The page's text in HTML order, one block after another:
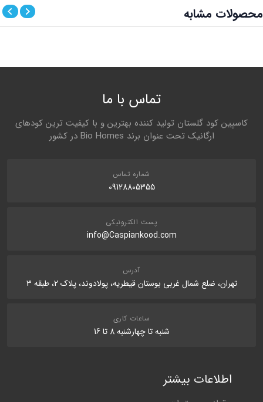
کربن آلی 5/5% w/w
نظر شما در باره این محصول
محصولات مشابه
تماس با ما
کاسپین کود گلستان تولید کننده بهترین و با کیفیت ترین کودهای
ارگانیک تحت عنوان برند Bio Homes در کشور
شماره تماس
09128805355
پست الکترونیکی
info@Caspiankood.com
آدرس
تهران، ضلع شمال غربی بوستان قیطریه، پولادوند، پلاک 2، طبقه 3
ساعات کاری
شنبه تا چهارشنبه 8 تا 16
اطلاعات بیشتر